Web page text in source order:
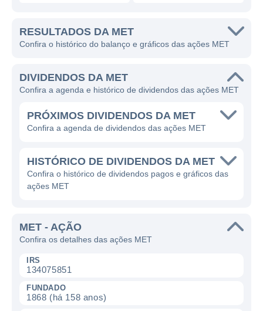
RESULTADOS DA MET
Confira o histórico do balanço e gráficos das ações MET
DIVIDENDOS DA MET
Confira a agenda e histórico de dividendos das ações MET
PRÓXIMOS DIVIDENDOS DA MET
Confira a agenda de dividendos das ações MET
HISTÓRICO DE DIVIDENDOS DA MET
Confira o histórico de dividendos pagos e gráficos das
ações MET
MET - AÇÃO
Confira os detalhes das ações MET
IRS
134075851
FUNDADO
1868 (há 158 anos)